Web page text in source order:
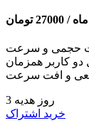
/
27000 تومان
حجمی و سرعت
دو کاربر همزمان
و افت سرعت
3 روز هدیه
خرید اشتراک